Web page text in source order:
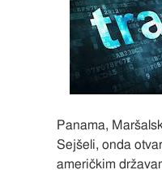
Panama,
Sejšeli, onda
američkim